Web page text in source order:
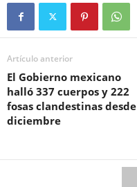
Artículo anterior
El Gobierno mexicano
halló 337 cuerpos y 222
fosas clandestinas desde
diciembre